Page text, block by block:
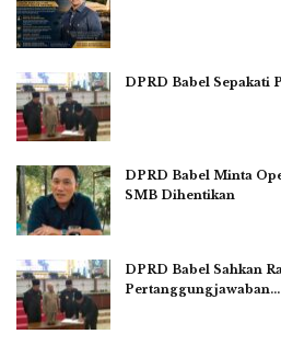
DPRD Babel Sepakati
DPRD Babel Minta
SMB Dihentikan
DPRD Babel Sahkan
Pertanggungjawaban…